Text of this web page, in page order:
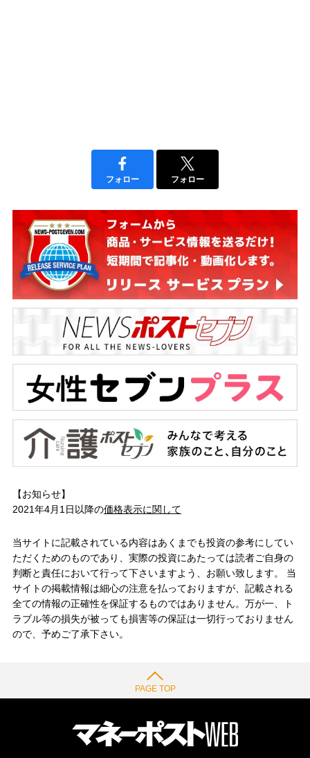
フォロー フォロー
【お知らせ】
2021年4月1日以降の価格表示に関して
当サイトに記載されている内容はあくまでも投資の参考にしてい
ただくためのものであり、実際の投資にあたっては読者ご自身の
判断と責任において行って下さいますよう、お願い致します。 当
サイトの掲載情報は細心の注意を払っておりますが、記載される
全ての情報の正確性を保証するものではありません。万が一、ト
ラブル等の損失が被っても損害等の保証は一切行っておりません
ので、予めご了承下さい。
PAGE TOP